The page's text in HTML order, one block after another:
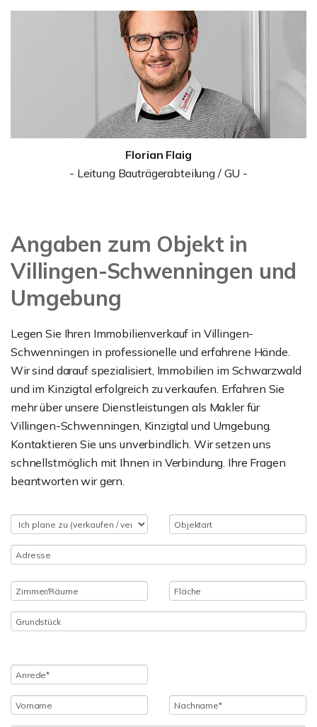
Florian Flaig
- Leitung Bauträgerabteilung / GU -
Angaben zum Objekt in
Villingen-Schwenningen und
Umgebung
Legen Sie Ihren Immobilienverkauf in Villingen-
Schwenningen in professionelle und erfahrene Hände.
Wir sind darauf spezialisiert, Immobilien im Schwarzwald
und im Kinzigtal erfolgreich zu verkaufen. Erfahren Sie
mehr über unsere Dienstleistungen als Makler für
Villingen-Schwenningen, Kinzigtal und Umgebung.
Kontaktieren Sie uns unverbindlich. Wir setzen uns
schnellstmöglich mit Ihnen in Verbindung. Ihre Fragen
beantworten wir gern.